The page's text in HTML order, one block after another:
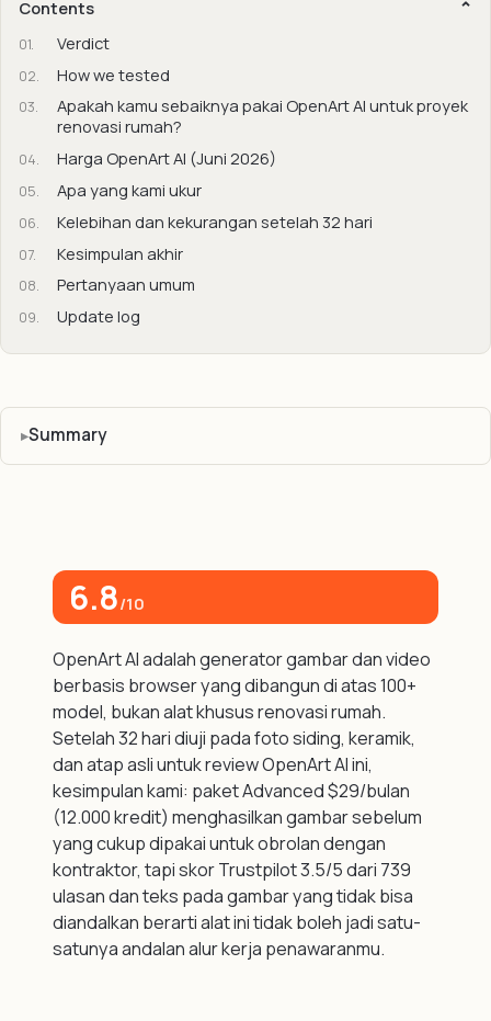
Summary
Contents
Verdict
How we tested
Apakah kamu sebaiknya pakai OpenArt AI untuk proyek
renovasi rumah?
Harga OpenArt AI (Juni 2026)
Apa yang kami ukur
Kelebihan dan kekurangan setelah 32 hari
Kesimpulan akhir
Pertanyaan umum
Update log
6.8/10
OpenArt AI adalah generator gambar dan video
berbasis browser yang dibangun di atas 100+
model, bukan alat khusus renovasi rumah.
Setelah 32 hari diuji pada foto siding, keramik,
dan atap asli untuk review OpenArt AI ini,
kesimpulan kami: paket Advanced $29/bulan
(12.000 kredit) menghasilkan gambar sebelum
yang cukup dipakai untuk obrolan dengan
kontraktor, tapi skor Trustpilot 3.5/5 dari 739
ulasan dan teks pada gambar yang tidak bisa
diandalkan berarti alat ini tidak boleh jadi satu-
satunya andalan alur kerja penawaranmu.